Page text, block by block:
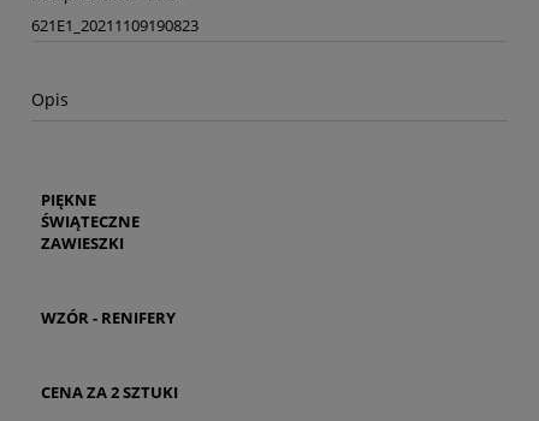
621E1_20211109190823
Opis
PIĘKNE
ŚWIĄTECZNE
ZAWIESZKI
WZÓR - RENIFERY
CENA ZA 2 SZTUKI